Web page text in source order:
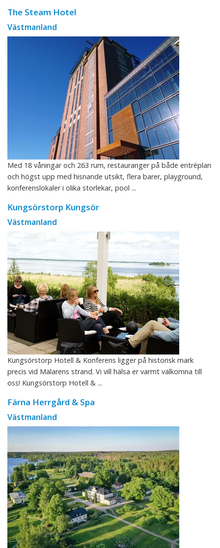
The Steam Hotel
Västmanland
Med 18 våningar och 263 rum, restauranger på både entréplan
och högst upp med hisnande utsikt, flera barer, playground,
konferenslokaler i olika storlekar, pool ...
Kungsörstorp Kungsör
Västmanland
Kungsörstorp Hotell & Konferens ligger på historisk mark
precis vid Mälarens strand. Vi vill hälsa er varmt välkomna till
oss! Kungsörstorp Hotell & ...
Färna Herrgård & Spa
Västmanland